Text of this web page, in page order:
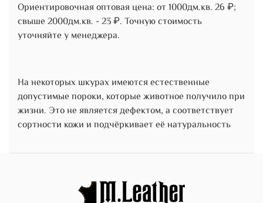
Ориентировочная оптовая цена: от 1000дм.кв. 26 ₽;
свыше 2000дм.кв. - 23 ₽. Точную стоимость
уточняйте у менеджера.
На некоторых шкурах имеются естественные
допустимые пороки, которые животное получило при
жизни. Это не является дефектом, а соответствует
сортности кожи и подчёркивает её натуральность